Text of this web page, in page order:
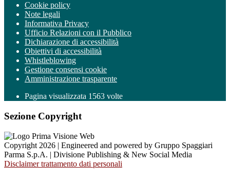
Cookie policy
Note legali
Informativa Privacy
Ufficio Relazioni con il Pubblico
Dichiarazione di accessibilità
Obiettivi di accessibilità
Whistleblowing
Gestione consensi cookie
Amministrazione trasparente
Pagina visualizzata 1563 volte
Sezione Copyright
Copyright 2026 | Engineered and powered by Gruppo Spaggiari
Parma S.p.A. | Divisione Publishing & New Social Media
Disclaimer trattamento dati personali